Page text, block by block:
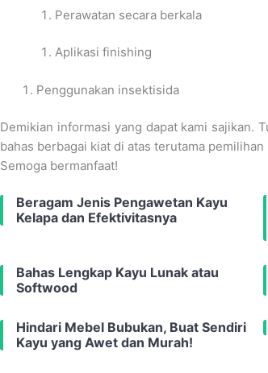
Perawatan secara berkala
Aplikasi finishing
Penggunakan insektisida
Demikian informasi yang dapat kami sajikan.
bahas berbagai kiat di atas terutama
Semoga bermanfaat!
Beragam Jenis Pengawetan Kayu
Kelapa dan Efektivitasnya
Bahas Lengkap Kayu Lunak atau
Softwood
Hindari Mebel Bubukan, Buat Sendiri
Kayu yang Awet dan Murah!